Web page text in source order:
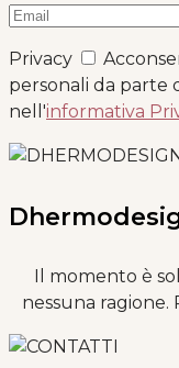
Privacy
personali da parte
nell'informativa
Il momento è
nessuna ragione.